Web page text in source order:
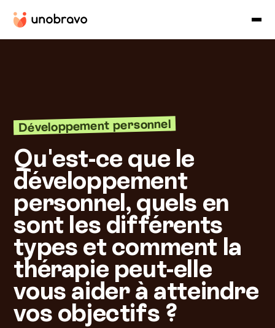
Développement personnel
Qu'est-ce que le
développement
personnel, quels en
sont les différents
types et comment la
thérapie peut-elle
vous aider à atteindre
vos objectifs ?